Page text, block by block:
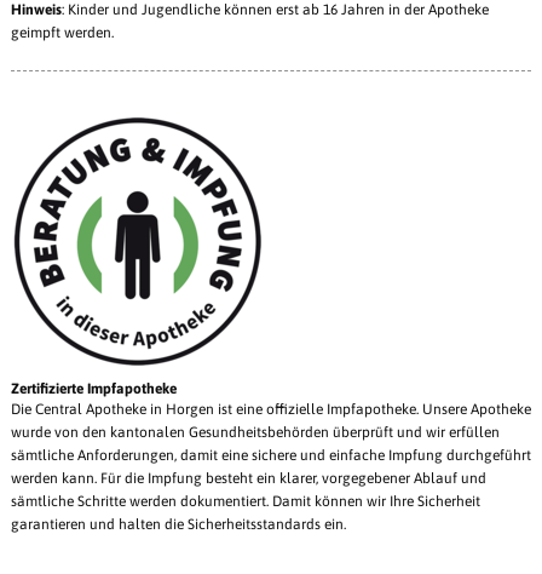
Hinweis: Kinder und Jugendliche können erst ab 16 Jahren in der Apotheke
geimpft werden.
Zertifizierte Impfapotheke
Die Central Apotheke in Horgen ist eine offizielle Impfapotheke. Unsere Apotheke
wurde von den kantonalen Gesundheitsbehörden überprüft und wir erfüllen
sämtliche Anforderungen, damit eine sichere und einfache Impfung durchgeführt
werden kann. Für die Impfung besteht ein klarer, vorgegebener Ablauf und
sämtliche Schritte werden dokumentiert. Damit können wir Ihre Sicherheit
garantieren und halten die Sicherheitsstandards ein.